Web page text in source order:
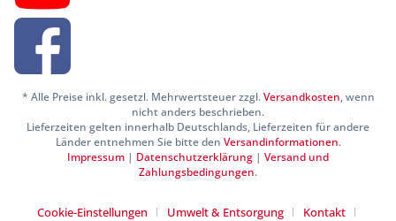
* Alle Preise inkl. gesetzl. Mehrwertsteuer zzgl.Versandkosten, wenn
nicht anders beschrieben.
Lieferzeiten gelten innerhalb Deutschlands, Lieferzeiten für andere
Länder entnehmen Sie bitte den Versandinformationen.
Impressum | Datenschutzerklärung | Versand und
Zahlungsbedingungen.
Cookie-Einstellungen Umwelt & Entsorgung
Kontakt